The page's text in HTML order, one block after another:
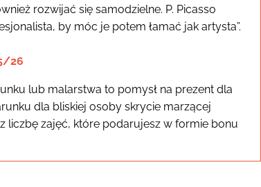
rozwijać się samodzielne. P. Picasso
by móc je potem łamać jak artysta”.
26
lub malarstwa to pomysł na prezent dla
dla bliskiej osoby skrycie marzącej
liczbę zajęć, które podarujesz w formie bonu